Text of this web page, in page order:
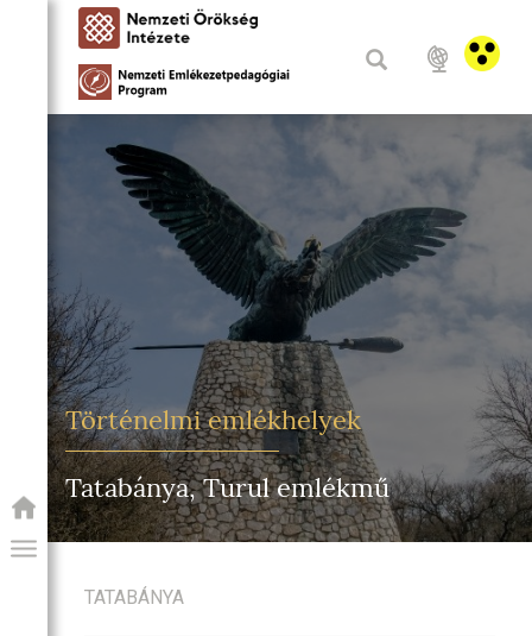
Történelmi emlékhelyek
Tatabánya, Turul emlékmű
TATABÁNYA